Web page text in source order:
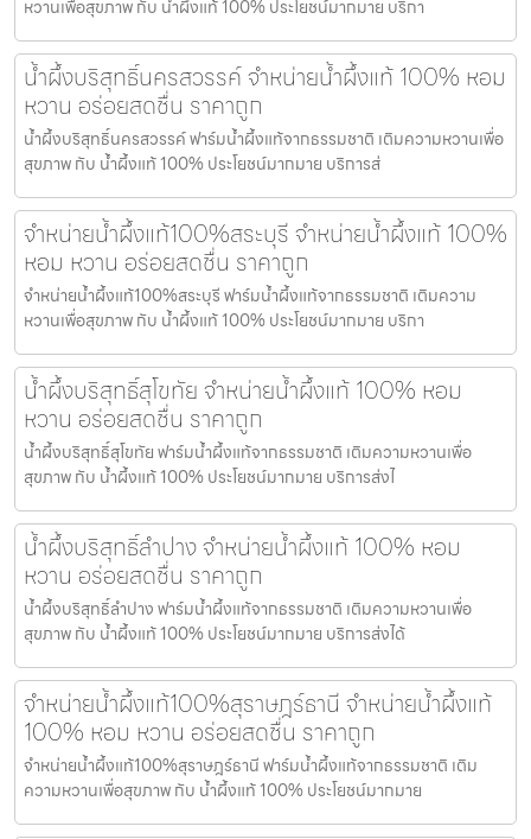
หวานเพื่อสุขภาพ กับ น้ำผึ้งแท้ 100% ประโยชน์มากมาย บริกา
น้ำผึ้งบริสุทธิ์นครสวรรค์ จำหน่ายน้ำผึ้งแท้ 100% หอม
หวาน อร่อยสดชื่น ราคาถูก
น้ำผึ้งบริสุทธิ์นครสวรรค์ ฟาร์มน้ำผึ้งแท้จากธรรมชาติ เติมความหวานเพื่อ
สุขภาพ กับ น้ำผึ้งแท้ 100% ประโยชน์มากมาย บริการส่
จำหน่ายน้ำผึ้งแท้100%สระบุรี จำหน่ายน้ำผึ้งแท้ 100%
หอม หวาน อร่อยสดชื่น ราคาถูก
จำหน่ายน้ำผึ้งแท้100%สระบุรี ฟาร์มน้ำผึ้งแท้จากธรรมชาติ เติมความ
หวานเพื่อสุขภาพ กับ น้ำผึ้งแท้ 100% ประโยชน์มากมาย บริกา
น้ำผึ้งบริสุทธิ์สุโขทัย จำหน่ายน้ำผึ้งแท้ 100% หอม
หวาน อร่อยสดชื่น ราคาถูก
น้ำผึ้งบริสุทธิ์สุโขทัย ฟาร์มน้ำผึ้งแท้จากธรรมชาติ เติมความหวานเพื่อ
สุขภาพ กับ น้ำผึ้งแท้ 100% ประโยชน์มากมาย บริการส่งไ
น้ำผึ้งบริสุทธิ์ลำปาง จำหน่ายน้ำผึ้งแท้ 100% หอม
หวาน อร่อยสดชื่น ราคาถูก
น้ำผึ้งบริสุทธิ์ลำปาง ฟาร์มน้ำผึ้งแท้จากธรรมชาติ เติมความหวานเพื่อ
สุขภาพ กับ น้ำผึ้งแท้ 100% ประโยชน์มากมาย บริการส่งได้
จำหน่ายน้ำผึ้งแท้100%สุราษฎร์ธานี จำหน่ายน้ำผึ้งแท้
100% หอม หวาน อร่อยสดชื่น ราคาถูก
จำหน่ายน้ำผึ้งแท้100%สุราษฎร์ธานี ฟาร์มน้ำผึ้งแท้จากธรรมชาติ เติม
ความหวานเพื่อสุขภาพ กับ น้ำผึ้งแท้ 100% ประโยชน์มากมาย